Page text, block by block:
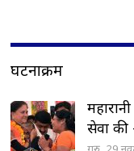
घटनाक्रम
सेवा की